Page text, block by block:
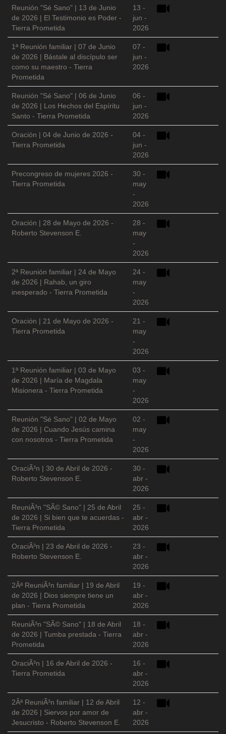
Reunión "Sé Sano" | 13 de Junio
de 2026 | El Testimonio es Poder -
Tierra Prometida
13 -
jun -
2026
1ª Reunión familiar | 07 de Junio
de 2026 | Bástale al discípulo ser
como su maestro - Tierra
Prometida
07 -
jun -
2026
Reunión "Sé Sano" | 06 de Junio
de 2026 | Los Hechos del Espíritu
Santo - Tierra Prometida
06 -
jun -
2026
Oración | 04 de Junio de 2026 -
Tierra Prometida
04 -
jun -
2026
Precongreso de mujeres 2026 -
Tierra Prometida
30 -
may
-
2026
Oración | 28 de Mayo de 2026 -
Roberto Stevenson E.
28 -
may
-
2026
2ª Reunión familiar | 24 de Mayo
de 2026 | Rahab, un giro
inesperado - Tierra Prometida
24 -
may
-
2026
Oración | 21 de Mayo de 2026 -
Tierra Prometida
21 -
may
-
2026
1ª Reunión familiar | 03 de Mayo
de 2026 | María de Magdala
Misionera - Tierra Prometida
03 -
may
-
2026
Reunión "Sé Sano" | 02 de Mayo
de 2026 | Cuando Jesús camina
con nosotros - Tierra Prometida
02 -
may
-
2026
OraciÃ³n | 30 de Abril de 2026 -
Roberto Stevenson E.
30 -
abr -
2026
ReuniÃ³n "SÃ© Sano" | 25 de Abril
de 2026 | Si bien que te acuerdas -
Tierra Prometida
25 -
abr -
2026
OraciÃ³n | 23 de Abril de 2026 -
Roberto Stevenson E.
23 -
abr -
2026
2Âª ReuniÃ³n familiar | 19 de Abril
de 2026 | Dios siempre tiene un
plan - Tierra Prometida
19 -
abr -
2026
ReuniÃ³n "SÃ© Sano" | 18 de Abril
de 2026 | Tumba prestada - Tierra
Prometida
18 -
abr -
2026
OraciÃ³n | 16 de Abril de 2026 -
Tierra Prometida
16 -
abr -
2026
2Âª ReuniÃ³n familiar | 12 de Abril
de 2026 | Siervos por amor de
Jesucristo - Roberto Stevenson E.
12 -
abr -
2026